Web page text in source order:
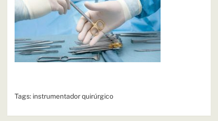
Tags: instrumentador quirúrgico